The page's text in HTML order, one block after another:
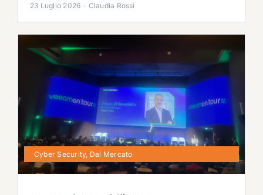
23 Luglio 2026 · Claudia Rossi
Cyber Security, Dal Mercato